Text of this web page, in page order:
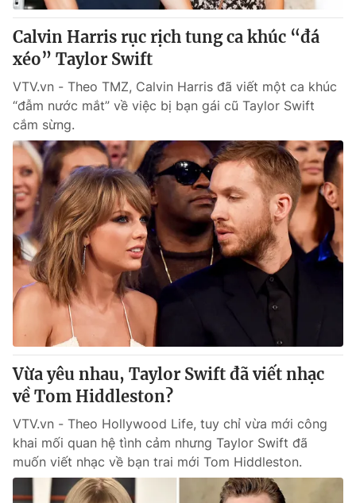
Calvin Harris rục rịch tung ca khúc “đá
xéo” Taylor Swift
VTV.vn - Theo TMZ, Calvin Harris đã viết một ca khúc
“đẫm nước mắt” về việc bị bạn gái cũ Taylor Swift
cắm sừng.
Vừa yêu nhau, Taylor Swift đã viết nhạc
về Tom Hiddleston?
VTV.vn - Theo Hollywood Life, tuy chỉ vừa mới công
khai mối quan hệ tình cảm nhưng Taylor Swift đã
muốn viết nhạc về bạn trai mới Tom Hiddleston.